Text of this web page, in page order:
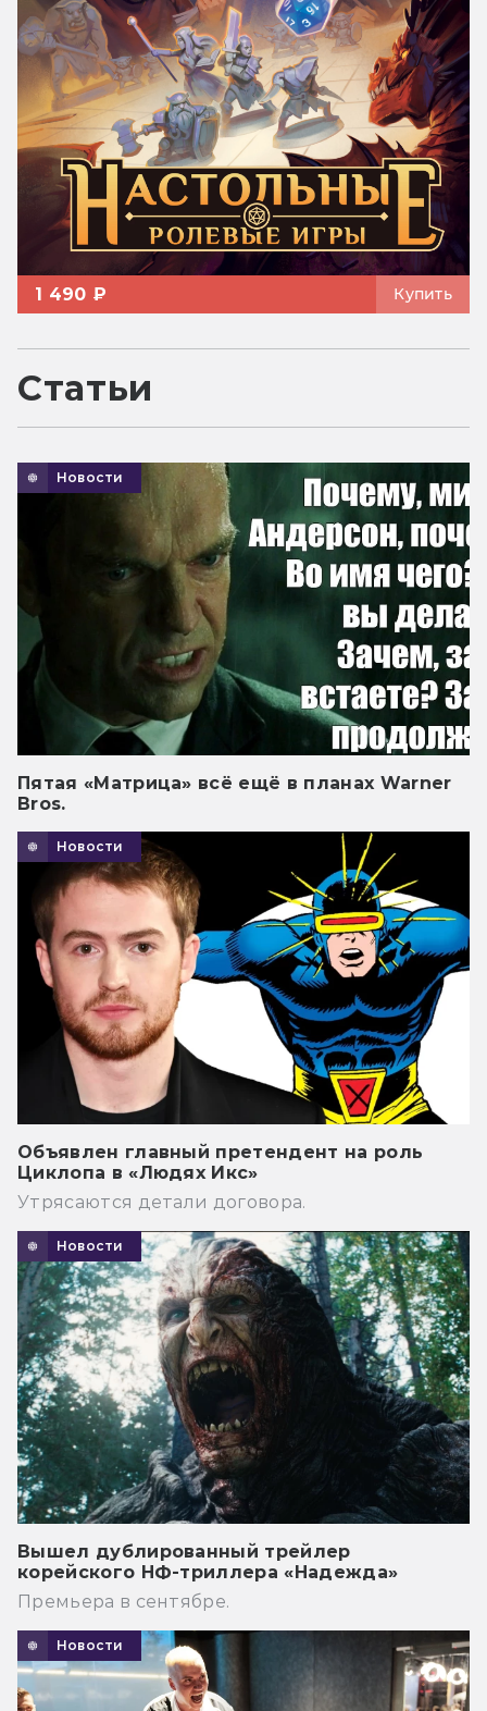
1 490 ₽ Купить
Статьи
Новости
Пятая «Матрица» всё ещё в планах Warner
Bros.
Новости
Объявлен главный претендент на роль
Циклопа в «Людях Икс»
Утрясаются детали договора.
Новости
Вышел дублированный трейлер
корейского НФ-триллера «Надежда»
Премьера в сентябре.
Новости